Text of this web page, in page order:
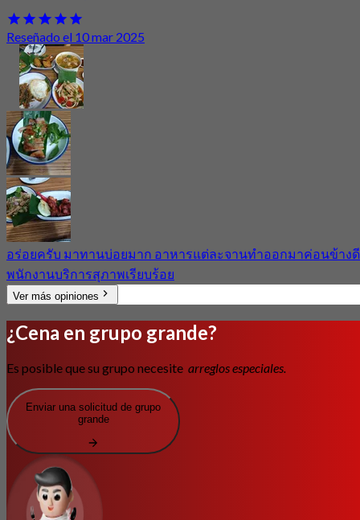
Reseñado el 10 mar 2025
อร่อยครับ มาทานบ่อยมาก อาหารแต่ละจานทำออกมาค่อนข้างดี
พนักงานบริการสุภาพเรียบร้อย
Ver más opiniones
¿Cena en grupo grande?
Es posible que su grupo necesite arreglos especiales.
Enviar una solicitud de grupo
grande